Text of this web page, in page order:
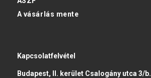
A vásárlás mente
Kapcsolatfelvétel
Budapest, II. kerület Csalogány utca 3/b.